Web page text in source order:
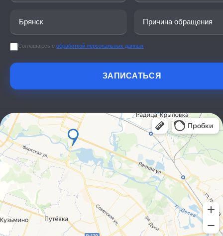
Соглашаюсь с обработкой персональных данных
ЗАПИСАТЬСЯ